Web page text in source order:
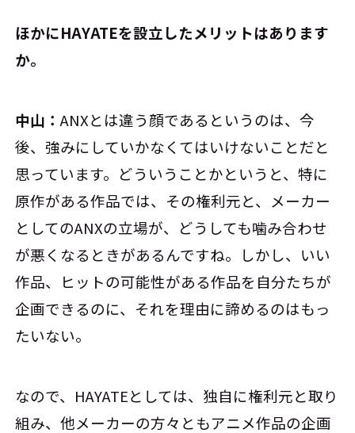
――ほかにHAYATEを設立したメリットはあります
か。
中山：ANXとは違う顔であるというのは、今
後、強みにしていかなくてはいけないことだと
思っています。どういうことかというと、特に
原作がある作品では、その権利元と、メーカー
としてのANXの立場が、どうしても噛み合わせ
が悪くなるときがあるんですね。しかし、いい
作品、ヒットの可能性がある作品を自分たちが
企画できるのに、それを理由に諦めるのはもっ
たいない。
なので、HAYATEとしては、独自に権利元と取り
組み、他メーカーの方々ともアニメ作品の企画